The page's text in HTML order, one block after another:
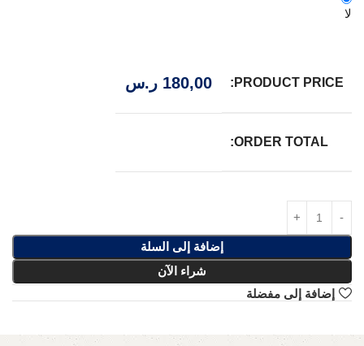
لا
PRODUCT PRICE:
180,00 ر.س
ORDER TOTAL:
إضافة إلى السلة
شراء الآن
إضافة إلى مفضلة